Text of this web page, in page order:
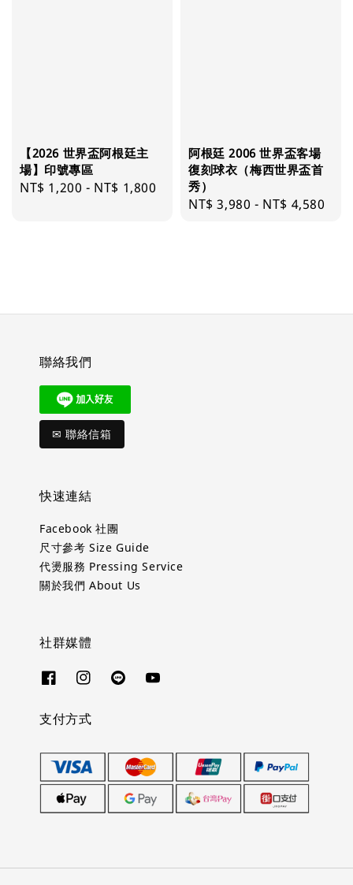
【2026 世界盃阿根廷主
場】印號專區
Regular
NT$ 1,200 - NT$ 1,800
阿根廷 2006 世界盃客場
復刻球衣（梅西世界盃首
秀）
Regular
NT$ 3,980 - NT$ 4,580
聯絡我們
✉ 聯絡信箱
快速連結
Facebook 社團
尺寸參考 Size Guide
代燙服務 Pressing Service
關於我們 About Us
社群媒體
支付方式